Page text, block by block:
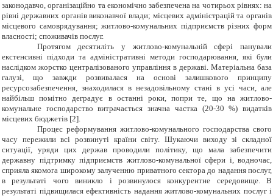
законодавчо, організаційно та економічно забезпечена на чотирьох рівнях: на
рівні державних органів виконавчої влади; місцевих адміністрацій та органів
місцевого самоврядування; житлово-комунальних підприємств різних форм
власності; споживачів послуг.
Протягом десятиліть у житлово-комунальній сфері панували
екстенсивні підходи та адміністративні методи господарювання, які були
наслідком жорстко централізованого управління в державі. Матеріальна база
галузі, що завжди розвивалася на основі залишкового принципу
ресурсозабезпечення, знаходилася в незадовільному стані в усі часи, але
найбільш помітно деградує в останні роки, попри те, що на житлово-
комунальне господарство витрачається значна частка (20-30 %) видатків
місцевих бюджетів [2].
Процес реформування житлово-комунального господарства свого
часу пережили всі розвинуті країни світу. Шукаючи виходу зі складної
ситуації, уряди цих держав проводили політику, що мала забезпечити
державну підтримку підприємств житлово-комунальної сфери і, водночас,
сприяла якомога широкому залученню приватного сектора до надання послуг,
в результаті чого виникло і розвинулося конкурентне середовище. В
результаті підвищилася ефективність надання житлово-комунальних послуг і